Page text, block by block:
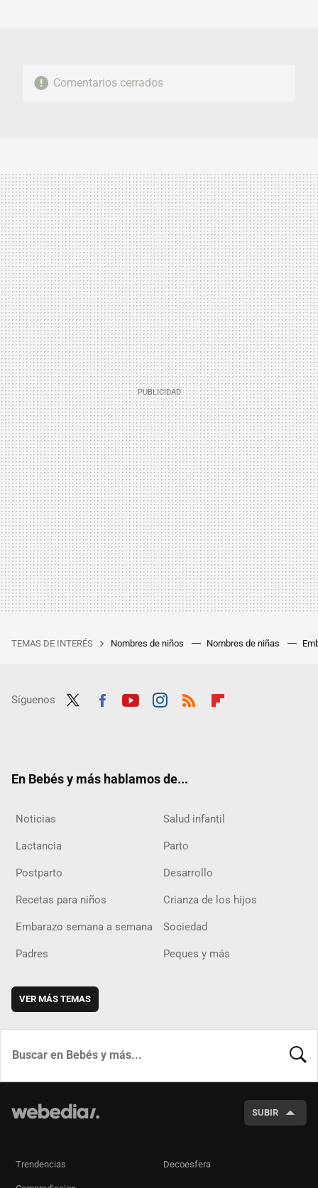
Comentarios cerrados
TEMAS DE INTERÉS Nombres de niños Nombres de niñas
Síguenos
En Bebés y más hablamos de...
Noticias Salud infantil
Lactancia Parto
Postparto Desarrollo
Recetas para niños Crianza de los hijos
Embarazo semana a semana Sociedad
Padres Peques y más
VER MÁS TEMAS
SUBIR
Trendencias Decoesfera